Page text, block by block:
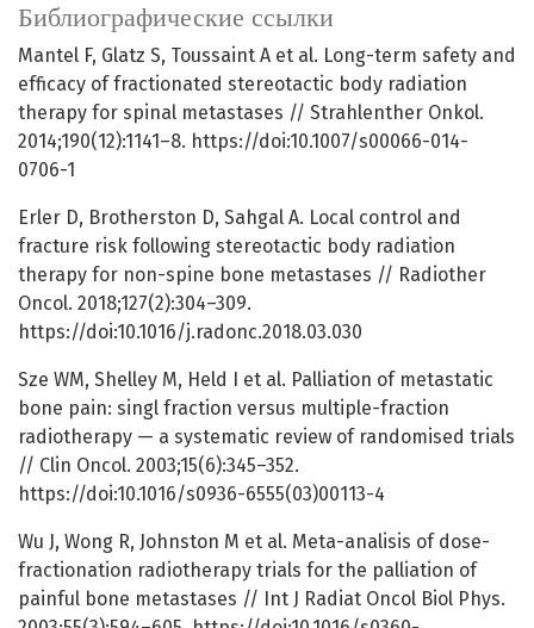
Библиографические ссылки
Mantel F, Glatz S, Toussaint A et al. Long-term safety and
efficacy of fractionated stereotactic body radiation
therapy for spinal metastases // Strahlenther Onkol.
2014;190(12):1141–8. https://doi:10.1007/s00066-014-
0706-1
Erler D, Brotherston D, Sahgal A. Local control and
fracture risk following stereotactic body radiation
therapy for non-spine bone metastases // Radiother
Oncol. 2018;127(2):304–309.
https://doi:10.1016/j.radonc.2018.03.030
Sze WM, Shelley M, Held I et al. Palliation of metastatic
bone pain: singl fraction versus multiple-fraction
radiotherapy — a systematic review of randomised trials
// Clin Oncol. 2003;15(6):345–352.
https://doi:10.1016/s0936-6555(03)00113-4
Wu J, Wong R, Johnston M et al. Meta-analisis of dose-
fractionation radiotherapy trials for the palliation of
painful bone metastases // Int J Radiat Oncol Biol Phys.